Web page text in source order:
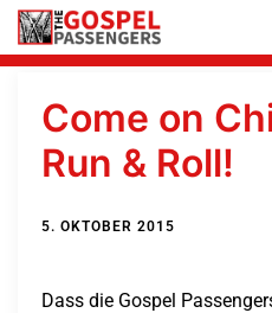
Come on
Run & Roll!
5. OKTOBER 2015
Dass die Gospel